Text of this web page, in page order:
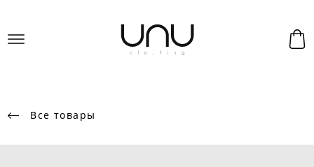
Все товары